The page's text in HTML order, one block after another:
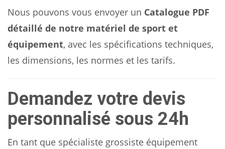
Nous pouvons vous envoyer un Catalogue PDF
détaillé de notre matériel de sport et
équipement, avec les spécifications techniques,
les dimensions, les normes et les tarifs.
Demandez votre devis
personnalisé sous 24h
En tant que spécialiste grossiste équipement